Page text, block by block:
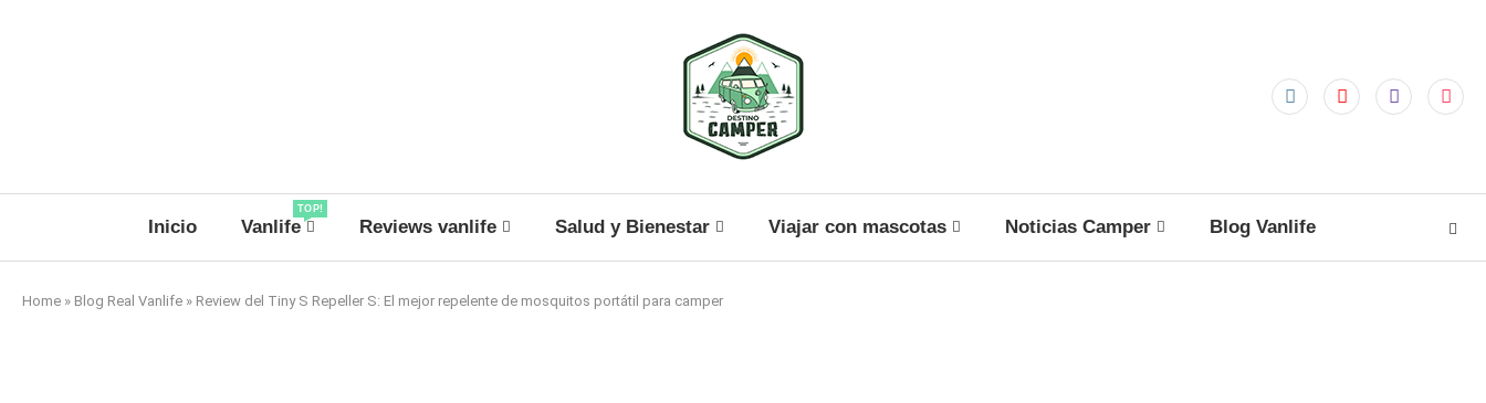
Inicio Vanlife
TOP!
Reviews vanlife Salud y Bienestar Viajar con mascotas Noticias Camper Blog Vanlife
Home » Blog Real Vanlife » Review del Tiny S Repeller S: El mejor repelente de mosquitos portátil para camper